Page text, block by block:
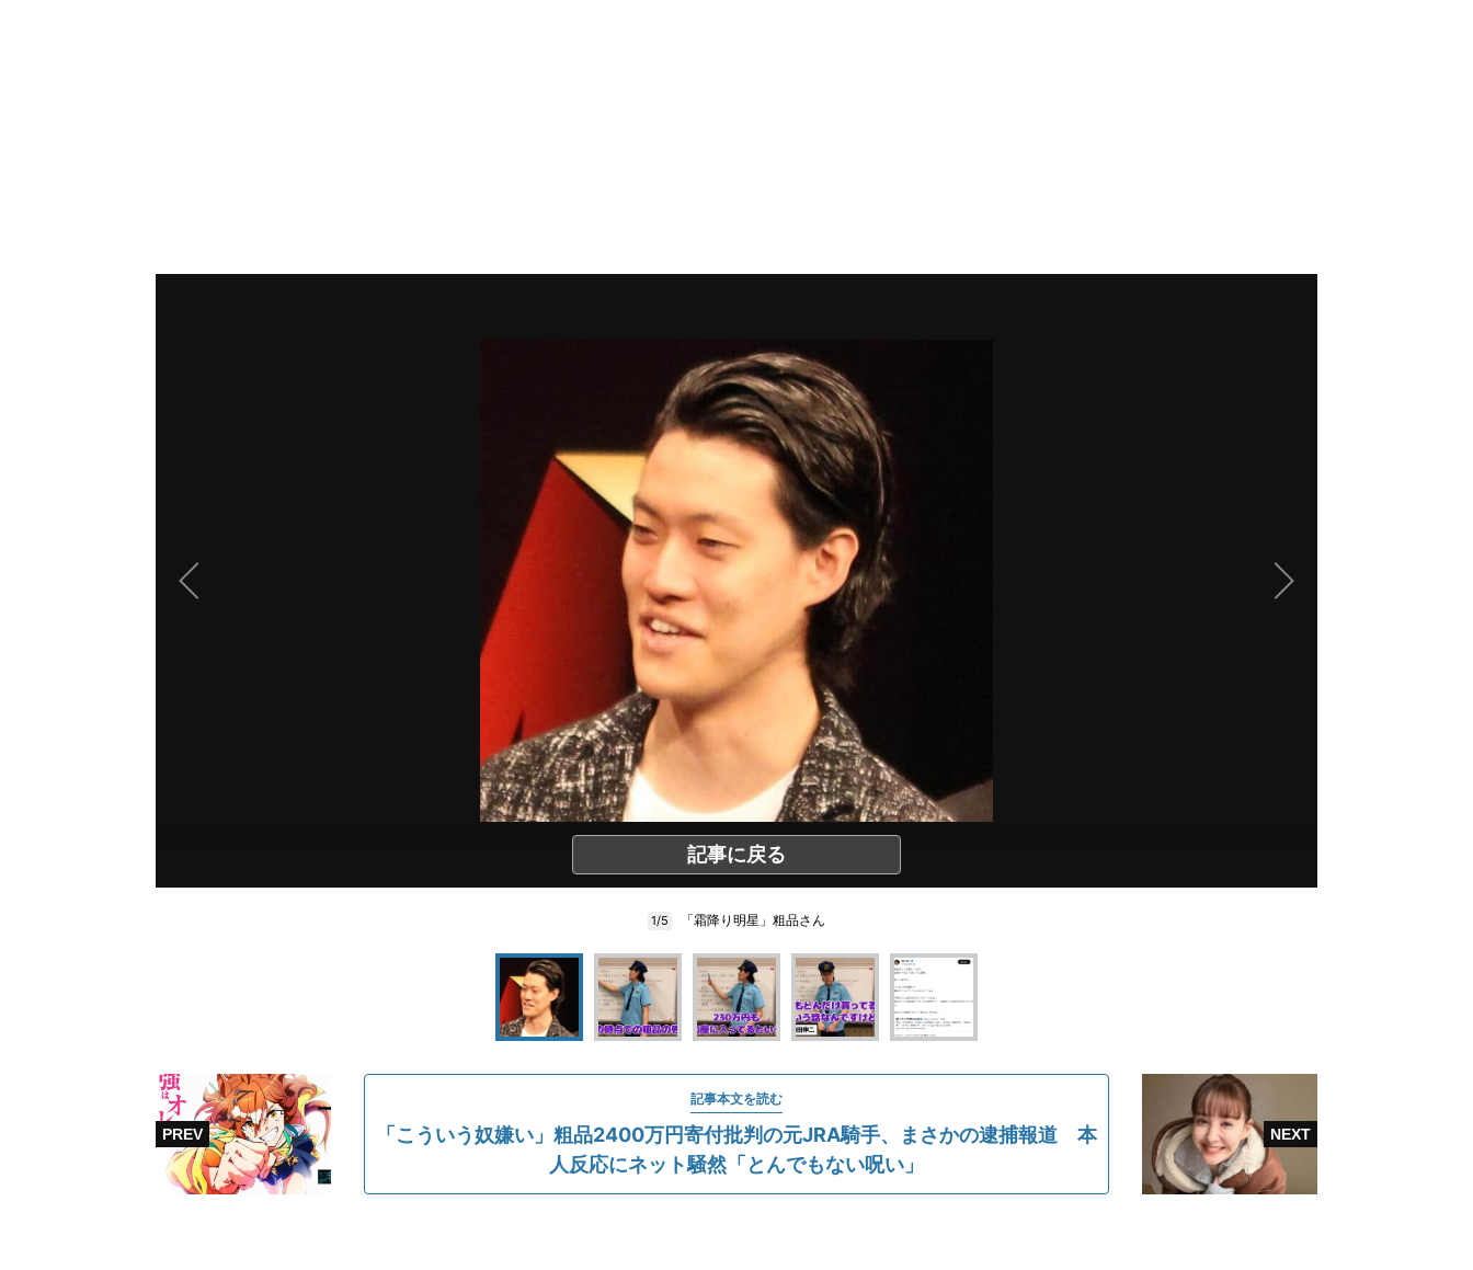
記事に戻る
1/5 「霜降り明星」粗品さん
記事本文を読む
「こういう奴嫌い」粗品2400万円寄付批判の元JRA騎手、まさかの逮捕報道 本
人反応にネット騒然「とんでもない呪い」